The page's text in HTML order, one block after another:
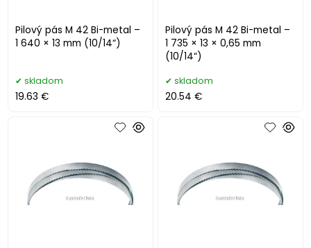
Pilový pás M 42 Bi-metal –
1 640 × 13 mm (10/14“)
skladom
19.63 €
Pilový pás M 42 Bi-metal –
1 735 × 13 × 0,65 mm
(10/14“)
skladom
20.54 €